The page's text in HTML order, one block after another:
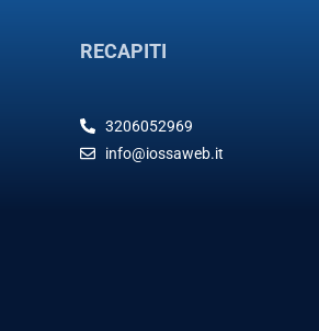
RECAPITI
3206052969
info@iossaweb.it